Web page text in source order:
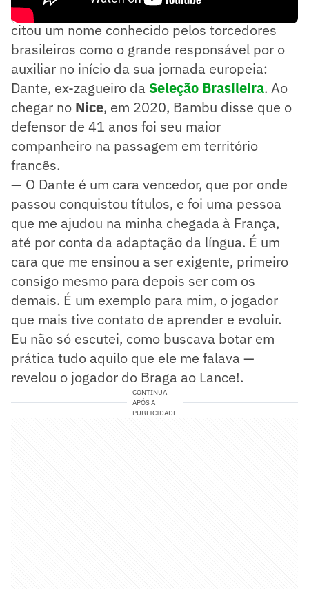
Em entrevista ao Lance!, o atleta de 27 anos
citou um nome conhecido pelos torcedores
brasileiros como o grande responsável por o
auxiliar no início da sua jornada europeia:
Dante, ex-zagueiro da Seleção Brasileira. Ao
chegar no Nice, em 2020, Bambu disse que o
defensor de 41 anos foi seu maior
companheiro na passagem em território
francês.
— O Dante é um cara vencedor, que por onde
passou conquistou títulos, e foi uma pessoa
que me ajudou na minha chegada à França,
até por conta da adaptação da língua. É um
cara que me ensinou a ser exigente, primeiro
consigo mesmo para depois ser com os
demais. É um exemplo para mim, o jogador
que mais tive contato de aprender e evoluir.
Eu não só escutei, como buscava botar em
prática tudo aquilo que ele me falava —
revelou o jogador do Braga ao Lance!.
CONTINUA
APÓS A
PUBLICIDADE